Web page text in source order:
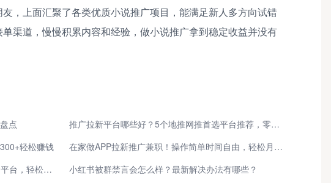
，上面汇聚了各类优质小说推广项目，能满足新人多方向试错
渠道，慢慢积累内容和经验，做小说推广拿到稳定收益并没有
点
推广拉新平台哪些好？5个地推网推首选平台推荐，零门槛轻松上手
轻松赚钱
在家做APP拉新推广兼职！操作简单时间自由，轻松月入3000+
2026哪个推广赚佣金平台好？实测高佣金平台，轻松月入3000+
小红书被群禁言会怎么样？最新解决办法有哪些？